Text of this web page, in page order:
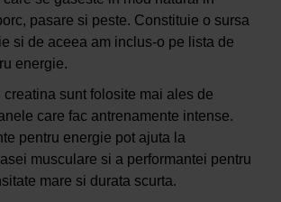
pasare si peste. Constituie o sursa
si de aceea am inclus-o pe lista de
energie.
sunt folosite mai ales de
care fac antrenamente intense.
pentru energie pot ajuta la
musculare si a performantei pentru
mare si durata scurta.